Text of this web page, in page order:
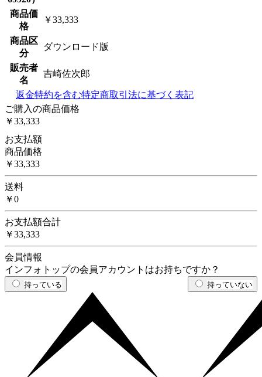
商品価
格
￥33,333
商品区
分
ダウンロード版
販売者
名
吉崎佐次郎
返金特約を含む特定商取引法に基づく表記
ご購入の商品価格
￥33,333
お支払額
商品価格
￥33,333
送料
￥0
お支払額合計
￥33,333
会員情報
インフォトップの会員アカウントはお持ちですか？
持っている 持っていない